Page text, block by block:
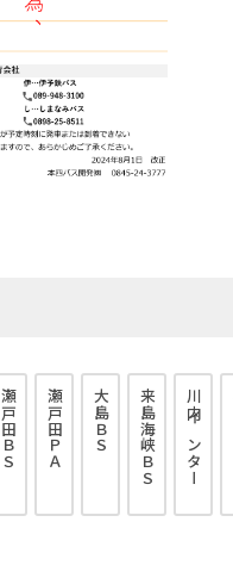
瀬戸田ＢＳ 瀬戸田ＰＡ 大島ＢＳ 来島海峡ＢＳ 川内インター